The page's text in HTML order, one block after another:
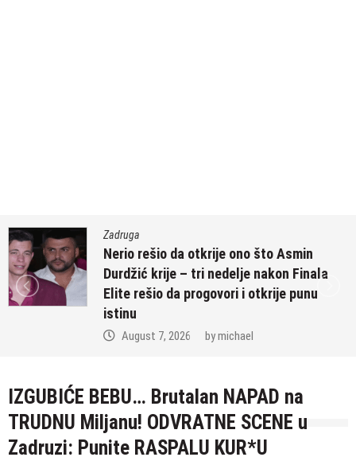
Zadruga
Nerio rešio da otkrije ono što Asmin
Durdžić krije – tri nedelje nakon Finala
Elite rešio da progovori i otkrije punu
istinu
August 7, 2026 bymichael
IZGUBIĆE BEBU… Brutalan NAPAD na
TRUDNU Miljanu! ODVRATNE SCENE u
Zadruzi: Punite RASPALU KUR*U